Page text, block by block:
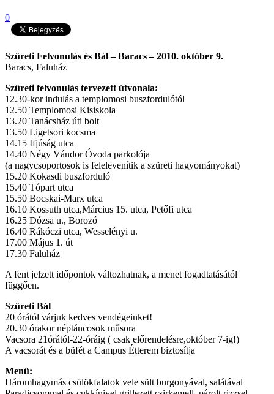
0
Szüreti Felvonulás és Bál – Baracs – 2010. október 9.
Baracs, Faluház
Szüreti felvonulás tervezett útvonala:
12.30-kor indulás a templomosi buszfordulótól
12.50 Templomosi Kisiskola
13.20 Tanácsház úti bolt
13.50 Ligetsori kocsma
14.15 Ifjúság utca
14.40 Négy Vándor Óvoda parkolója
(a nagycsoportosok is felelevenítik a szüreti hagyományokat)
15.20 Kokasdi buszforduló
15.40 Tópart utca
15.50 Bocskai-Marx utca
16.10 Kossuth utca,Március 15. utca, Petőfi utca
16.25 Dózsa u., Borozó
16.40 Rákóczi utca, Wesselényi u.
17.00 Május 1. út
17.30 Faluház
A fent jelzett időpontok változhatnak, a menet fogadtatásától
függően.
Szüreti Bál
20 órától várjuk kedves vendégeinket!
20.30 órakor néptáncosok műsora
Vacsora 21órától-22-óráig ( csak előrendelésre,október 7-ig!)
A vacsorát és a büfét a Campus Étterem biztosítja
Menü:
Háromhagymás csülökfalatok vele sült burgonyával, salátával